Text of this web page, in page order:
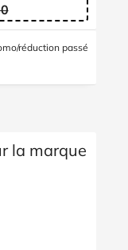
réduction passé
la marque